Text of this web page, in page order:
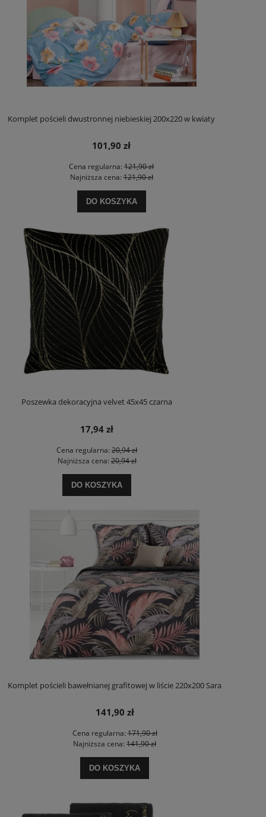
Komplet pościeli dwustronnej niebieskiej 200x220 w kwiaty
101,90 zł
Cena regularna: 121,90 zł
Najniższa cena:121,90 zł
DO KOSZYKA
Poszewka dekoracyjna velvet 45x45 czarna
17,94 zł
Cena regularna: 20,94 zł
Najniższa cena:20,94 zł
DO KOSZYKA
Komplet pościeli bawełnianej grafitowej w liście 220x200 Sara
141,90 zł
Cena regularna:171,90 zł
Najniższa cena: 141,90 zł
DO KOSZYKA